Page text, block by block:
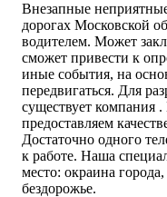
Внезапные
дорогах Московской
водителем. Может
сможет привести к
иные события, на
передвигаться. Для
существует компания
предоставляем
Достаточно одного
к работе. Наша
место: окраина
бездорожье.